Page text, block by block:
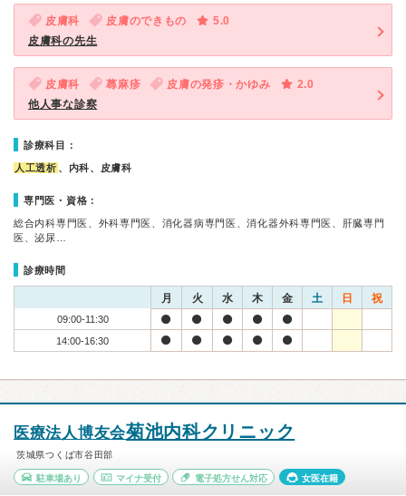
皮膚科 皮膚のできもの
5.0
皮膚科の先生
皮膚科 蕁麻疹 皮膚の発疹・かゆみ
2.0
他人事な診察
診療科目：
人工透析 、内科、皮膚科
専門医・資格：
総合内科専門医、外科専門医、消化器病専門医、消化器外科専門医、肝臓専門
医、泌尿…
診療時間
月 火 水 木 金 土 日 祝
09:00-11:30
14:00-16:30
医療法人博友会菊池内科クリニック
茨城県つくば市谷田部
駐車場あり マイナ受付 電子処方せん対応 女医在籍